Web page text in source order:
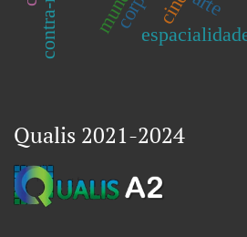
Qualis 2021-2024